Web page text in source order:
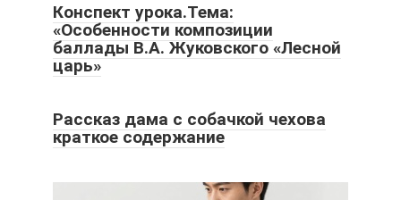
Конспект урока.Тема:
«Особенности композиции
баллады В.А. Жуковского «Лесной
царь»
Рассказ дама с собачкой чехова
краткое содержание